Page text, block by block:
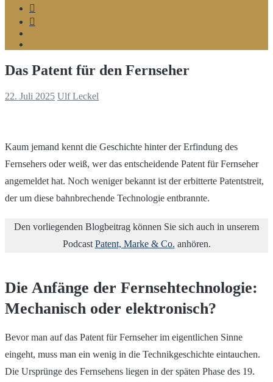
Das Patent für den Fernseher
22. Juli 2025 Ulf Leckel
Kaum jemand kennt die Geschichte hinter der Erfindung des
Fernsehers oder weiß, wer das entscheidende Patent für Fernseher
angemeldet hat. Noch weniger bekannt ist der erbitterte Patentstreit,
der um diese bahnbrechende Technologie entbrannte.
Den vorliegenden Blogbeitrag können Sie sich auch in unserem
Podcast Patent, Marke & Co. anhören.
Die Anfänge der Fernsehtechnologie:
Mechanisch oder elektronisch?
Bevor man auf das Patent für Fernseher im eigentlichen Sinne
eingeht, muss man ein wenig in die Technikgeschichte eintauchen.
Die Ursprünge des Fernsehens liegen in der späten Phase des 19.